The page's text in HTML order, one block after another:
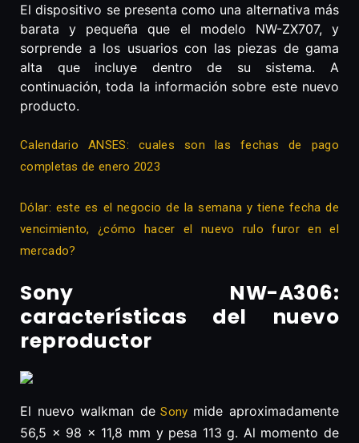
El dispositivo se presenta como una alternativa más
barata y pequeña que el modelo NW-ZX707, y
sorprende a los usuarios con las piezas de gama
alta que incluye dentro de su sistema. A
continuación, toda la información sobre este nuevo
producto.
Calendario ANSES: cuales son las fechas de pago
completas de enero 2023
Dólar: este es el negocio de la semana y tiene fecha de
vencimiento, ¿cómo hacer el nuevo rulo furor en el
mercado?
Sony NW-A306:
características del nuevo
reproductor
El nuevo walkman deSony mide aproximadamente
56,5 x 98 x 11,8 mm y pesa 113 g. Al momento de